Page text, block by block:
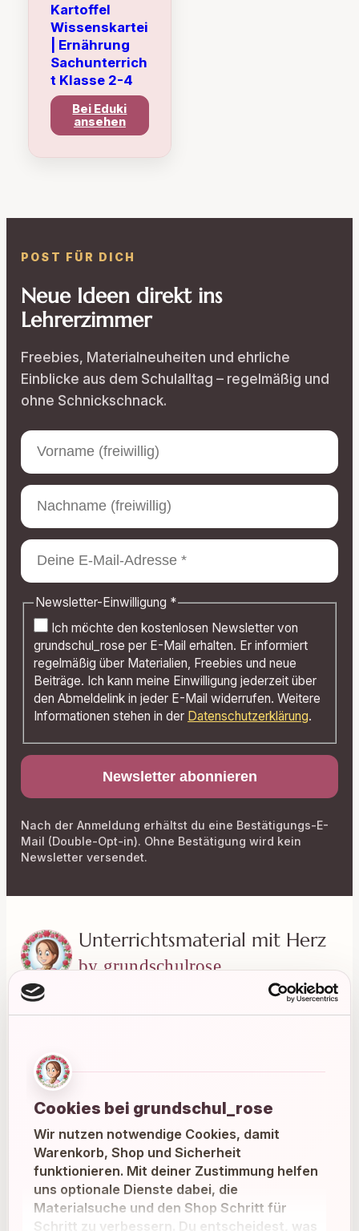
Cookies bei grundschul_rose
Wir nutzen notwendige Cookies, damit
Warenkorb, Shop und Sicherheit
funktionieren. Mit deiner Zustimmung helfen
uns optionale Dienste dabei, die
Materialsuche und den Shop Schritt für
Schritt zu verbessern. Du entscheidest, was
Kartoffel
Wissenskartei
| Ernährung
Sachunterrich
t Klasse 2-4
Bei Eduki
ansehen
POST FÜR DICH
Neue Ideen direkt ins
Lehrerzimmer
Freebies, Materialneuheiten und ehrliche
Einblicke aus dem Schulalltag – regelmäßig und
ohne Schnickschnack.
Newsletter-Einwilligung *
Ich möchte den kostenlosen Newsletter von
grundschul_rose per E-Mail erhalten. Er informiert
regelmäßig über Materialien, Freebies und neue
Beiträge. Ich kann meine Einwilligung jederzeit über
den Abmeldelink in jeder E-Mail widerrufen. Weitere
Informationen stehen in der Datenschutzerklärung.
Nach der Anmeldung erhältst du eine Bestätigungs-E-
Mail (Double-Opt-in). Ohne Bestätigung wird kein
Newsletter versendet.
Unterrichtsmaterial mit Herz
by grundschulrose
Liebevoll gestaltete Materialien für einen
Grundschulalltag.
Instagram Facebook Pinterest
E-Mail
MATERIALIEN